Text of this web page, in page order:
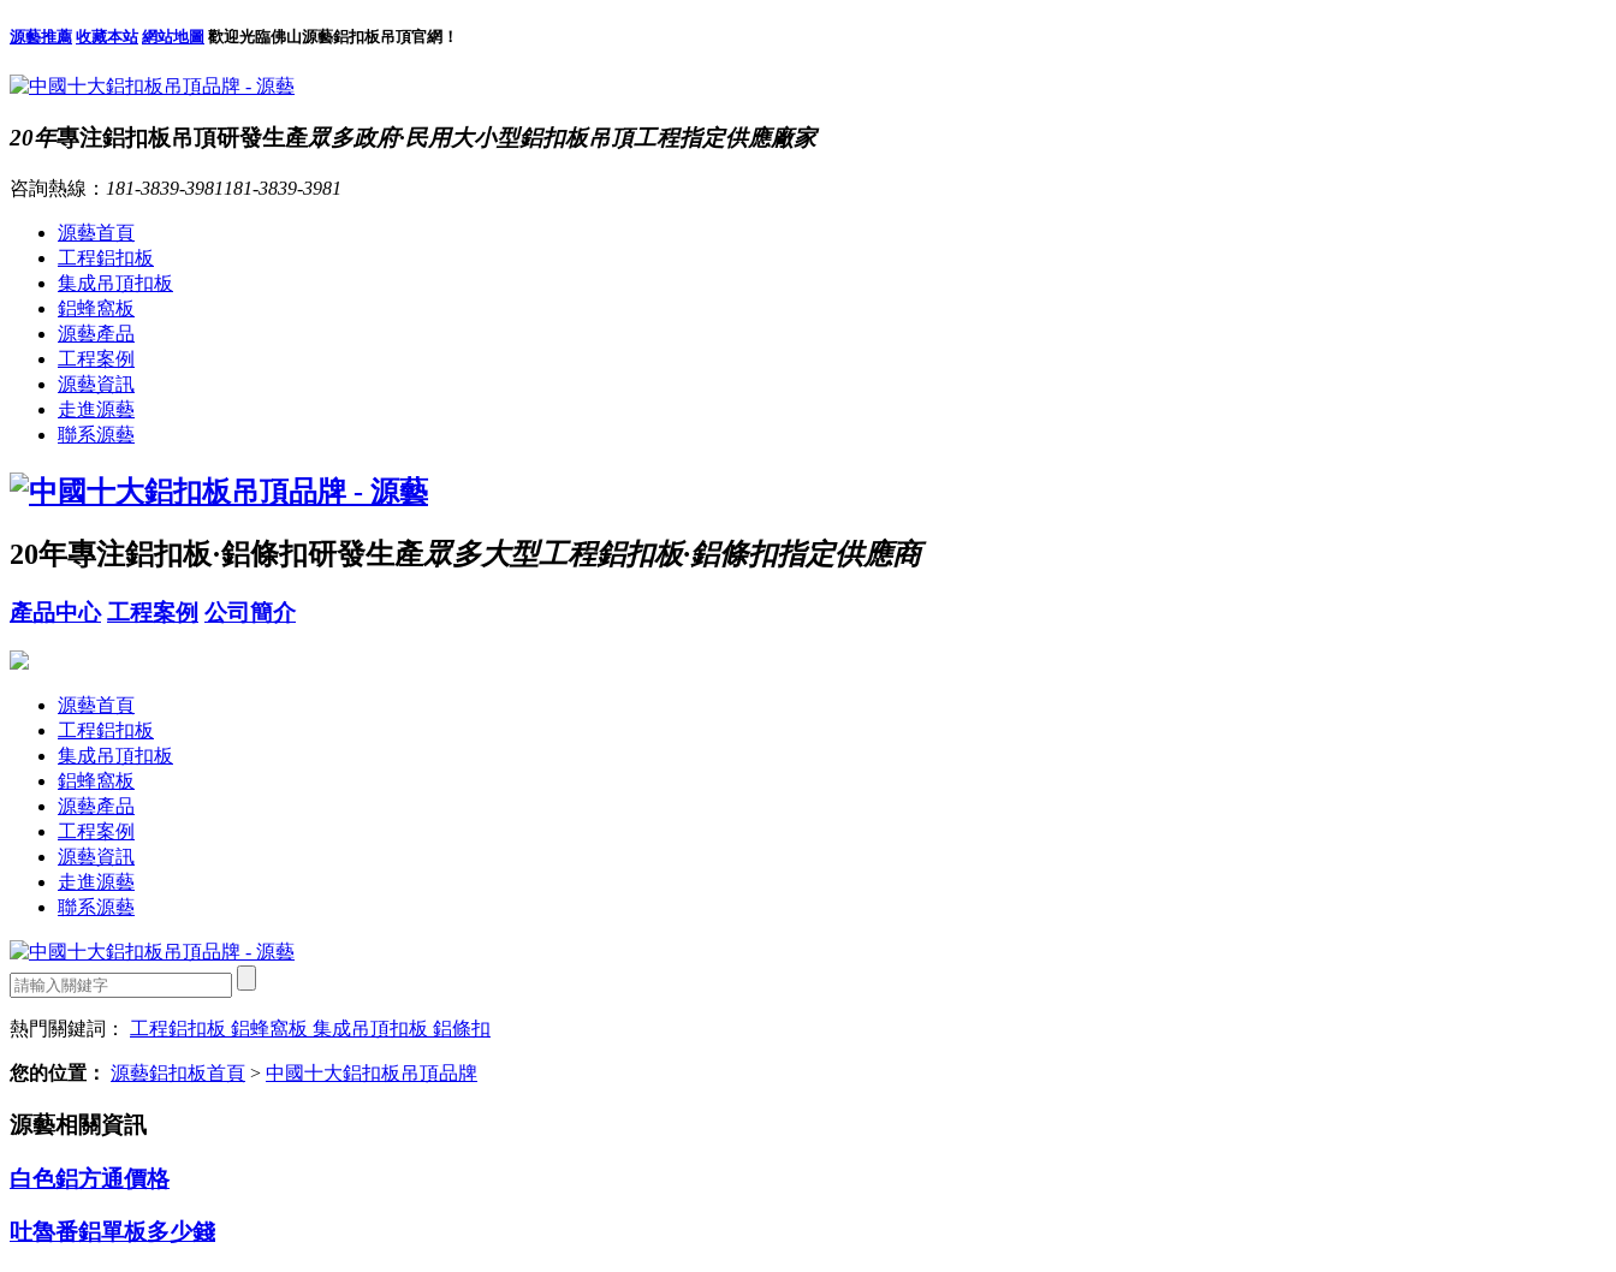
源藝推薦 收藏本站 網站地圖 歡迎光臨佛山源藝鋁扣板吊頂官網！
20年專注鋁扣板吊頂研發生產眾多政府·民用大小型鋁扣板吊頂工程指定供應廠家
咨詢熱線： 181-3839-3981 181-3839-3981
源藝首頁
工程鋁扣板
集成吊頂扣板
鋁蜂窩板
源藝產品
工程案例
源藝資訊
走進源藝
聯系源藝
20年專注鋁扣板·鋁條扣研發生產眾多大型工程鋁扣板·鋁條扣指定供應商
產品中心 工程案例 公司簡介
源藝首頁
工程鋁扣板
集成吊頂扣板
鋁蜂窩板
源藝產品
工程案例
源藝資訊
走進源藝
聯系源藝
熱門關鍵詞： 工程鋁扣板 鋁蜂窩板 集成吊頂扣板 鋁條扣
您的位置： 源藝鋁扣板首頁 > 中國十大鋁扣板吊頂品牌
源藝相關資訊
白色鋁方通價格
吐魯番鋁單板多少錢